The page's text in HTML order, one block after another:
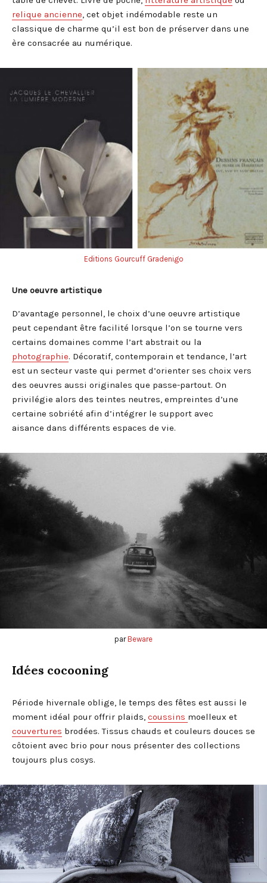
relique ancienne, cet objet indémodable reste un
classique de charme qu’il est bon de préserver dans une
ère consacrée au numérique.
Editions Gourcuff Gradenigo
Une oeuvre artistique
D’avantage personnel, le choix d’une oeuvre artistique
peut cependant être facilité lorsque l’on se tourne vers
certains domaines comme l’art abstrait ou la
photographie. Décoratif, contemporain et tendance, l’art
est un secteur vaste qui permet d’orienter ses choix vers
des oeuvres aussi originales que passe-partout. On
privilégie alors des teintes neutres, empreintes d’une
certaine sobriété afin d’intégrer le support avec
aisance dans différents espaces de vie.
parBeware
Idées cocooning
Période hivernale oblige, le temps des fêtes est aussi le
moment idéal pour offrir plaids, coussins moelleux et
couvertures brodées. Tissus chauds et couleurs douces se
côtoient avec brio pour nous présenter des collections
toujours plus cosys.